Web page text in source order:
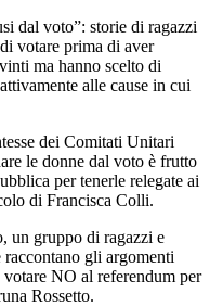
dal voto”: storie di ragazzi
votare prima di aver
ma hanno scelto di
alle cause in cui
dei Comitati Unitari
le donne dal voto è frutto
per tenerle relegate ai
di Francisca Colli.
un gruppo di ragazzi e
raccontano gli argomenti
NO al referendum per
Rossetto.